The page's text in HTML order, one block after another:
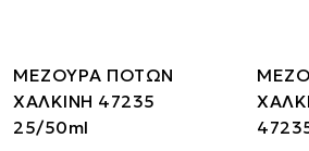
ΜΕΖΟΥΡΑ ΠΟΤΩΝ
ΧΑΛΚΙΝΗ 47235
25/50ml